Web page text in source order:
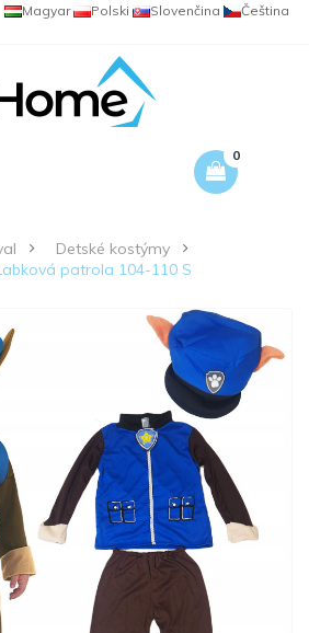
Čeština
Slovenčina
Polski
Magyar
0
Detské kostýmy
patrola 104-110 S